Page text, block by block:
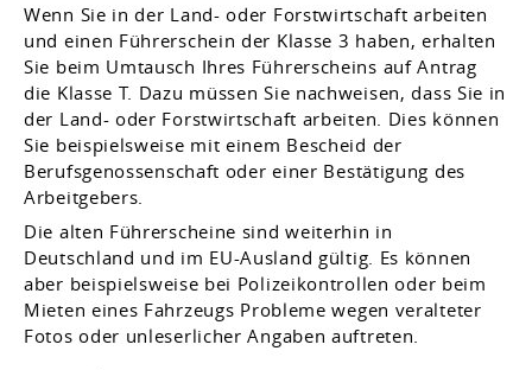
Wenn Sie in der Land- oder Forstwirtschaft arbeiten
und einen Führerschein der Klasse 3 haben, erhalten
Sie beim Umtausch Ihres Führerscheins auf Antrag
die Klasse T. Dazu müssen Sie nachweisen, dass Sie in
der Land- oder Forstwirtschaft arbeiten. Dies können
Sie beispielsweise mit einem Bescheid der
Berufsgenossenschaft oder einer Bestätigung des
Arbeitgebers.
Die alten Führerscheine sind weiterhin in
Deutschland und im EU-Ausland gültig. Es können
aber beispielsweise bei Polizeikontrollen oder beim
Mieten eines Fahrzeugs Probleme wegen veralteter
Fotos oder unleserlicher Angaben auftreten.